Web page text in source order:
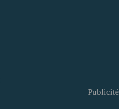
Publicité